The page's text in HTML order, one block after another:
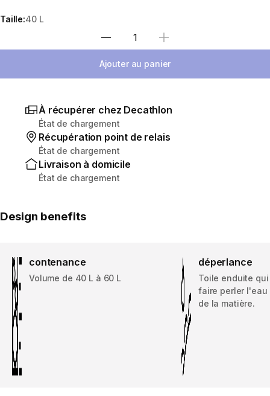
Taille:40 L
Sélectionnez la quantité
Ajouter au panier
À récupérer chez Decathlon
État de chargement
Récupération point de relais
État de chargement
Livraison à domicile
État de chargement
Design benefits
contenance
Volume de 40 L à 60 L
déperlance
Toile enduite
faire perler l'eau
de la matière.